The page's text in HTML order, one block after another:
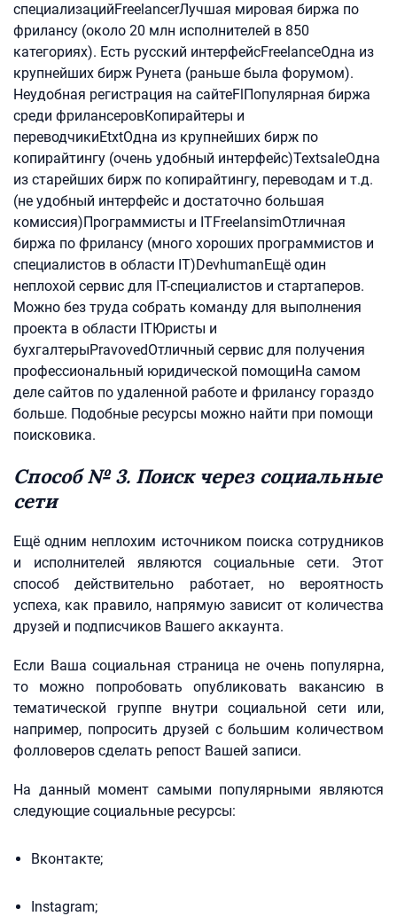
специализацийFreelancerЛучшая мировая биржа по
фрилансу (около 20 млн исполнителей в 850
категориях). Есть русский интерфейсFreelanceОдна из
крупнейших бирж Рунета (раньше была форумом).
Неудобная регистрация на сайтеFlПопулярная биржа
среди фрилансеровКопирайтеры и
переводчикиEtxtОдна из крупнейших бирж по
копирайтингу (очень удобный интерфейс)TextsaleОдна
из старейших бирж по копирайтингу, переводам и т.д.
(не удобный интерфейс и достаточно большая
комиссия)Программисты и ITFreelansimОтличная
биржа по фрилансу (много хороших программистов и
специалистов в области IT)DevhumanЕщё один
неплохой сервис для IT-специалистов и стартаперов.
Можно без труда собрать команду для выполнения
проекта в области ITЮристы и
бухгалтерыPravovedОтличный сервис для получения
профессиональный юридической помощиНа самом
деле сайтов по удаленной работе и фрилансу гораздо
больше. Подобные ресурсы можно найти при помощи
поисковика.
Способ № 3. Поиск через социальные
сети
Ещё одним неплохим источником поиска сотрудников
и исполнителей являются социальные сети. Этот
способ действительно работает, но вероятность
успеха, как правило, напрямую зависит от количества
друзей и подписчиков Вашего аккаунта.
Если Ваша социальная страница не очень популярна,
то можно попробовать опубликовать вакансию в
тематической группе внутри социальной сети или,
например, попросить друзей с большим количеством
фолловеров сделать репост Вашей записи.
На данный момент самыми популярными являются
следующие социальные ресурсы:
Вконтакте;
Instagram;